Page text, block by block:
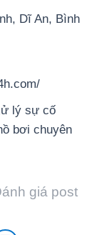
Dĩ An, Bình
lý sự cố
bơi chuyên
giá post